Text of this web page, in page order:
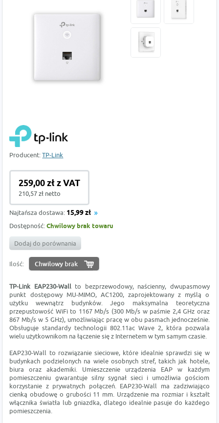
Producent:TP-Link
259,00 zł z VAT
210,57 zł netto
Najtańsza dostawa: 15,99 zł
Dostępność:Chwilowy brak towaru
Dodaj do porównania
Ilość:
TP-Link EAP230-Wall to bezprzewodowy, naścienny, dwupasmowy
punkt dostępowy MU-MIMO, AC1200, zaprojektowany z myślą o
użytku wewnątrz budynków. Jego maksymalna teoretyczna
przepustowość WiFi to 1167 Mb/s (300 Mb/s w paśmie 2,4 GHz oraz
867 Mb/s w 5 GHz), umożliwiając pracę w obu pasmach jednocześnie.
Obsługuje standardy technologii 802.11ac Wave 2, która pozwala
wielu użytkownikom na łączenie się z Internetem w tym samym czasie.
EAP230-Wall to rozwiązanie sieciowe, które idealnie sprawdzi się w
budynkach podzielonych na wiele osobnych stref, takich jak hotele,
biura oraz akademiki. Umieszczenie urządzenia EAP w każdym
pomieszczeniu gwarantuje silny sygnał sieci i umożliwia gościom
korzystanie z prywatnych połączeń. EAP230-Wall ma zadziwiająco
cienką obudowę o grubości 11 mm. Urządzenie ma rozmiar i kształt
włącznika światła lub gniazdka, dlatego idealnie pasuje do każdego
pomieszczenia.